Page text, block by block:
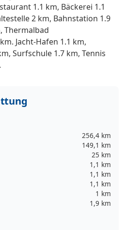
1.1 km, Bäckerei 1.1
2 km, Bahnstation 1.9
Thermalbad
Jacht-Hafen 1.1 km,
Surfschule 1.7 km, Tennis
256,4 km
149,1 km
25 km
1,1 km
1,1 km
1,1 km
1 km
1,9 km